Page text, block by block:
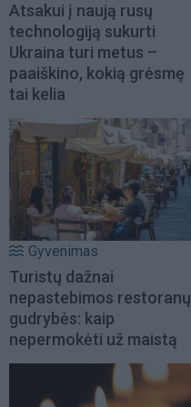
Atsakui į naują rusų
technologiją sukurti
Ukraina turi metus –
paaiškino, kokią grėsmę
tai kelia
Gyvenimas
Turistų dažnai
nepastebimos restoranų
gudrybės: kaip
nepermokėti už maistą